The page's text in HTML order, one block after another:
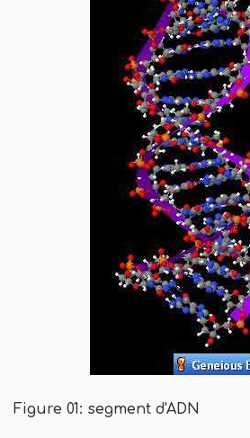
Figure 01: segment d'ADN